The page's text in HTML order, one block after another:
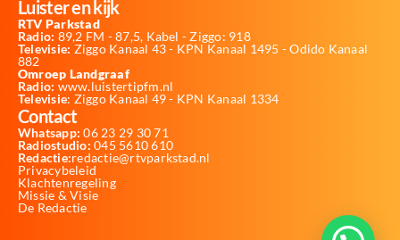
Luister en kijk
RTV Parkstad
Radio: 89,2 FM - 87,5, Kabel - Ziggo: 918
Televisie: Ziggo Kanaal 43 - KPN Kanaal 1495 - Odido Kanaal
882
Omroep Landgraaf
Radio: www.luistertipfm.nl
Televisie: Ziggo Kanaal 49 - KPN Kanaal 1334
Contact
Whatsapp: 06 23 29 30 71
Radiostudio: 045 5610 610
Redactie:redactie@rtvparkstad.nl
Privacybeleid
Klachtenregeling
Missie & Visie
De Redactie